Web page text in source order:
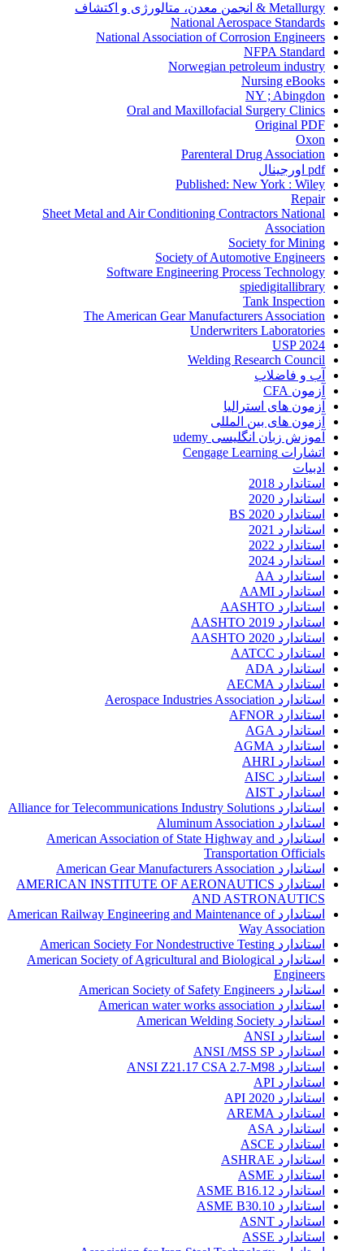
Metallurgy & انجمن معدن، متالورژی و اکتشاف
National Aerospace Standards
National Association of Corrosion Engineers
NFPA Standard
Norwegian petroleum industry
Nursing eBooks
NY ; Abingdon
Oral and Maxillofacial Surgery Clinics
Original PDF
Oxon
Parenteral Drug Association
pdf اورجینال
Published: New York : Wiley
Repair
Sheet Metal and Air Conditioning Contractors National
Association
Society for Mining
Society of Automotive Engineers
Software Engineering Process Technology
spiedigitallibrary
Tank Inspection
The American Gear Manufacturers Association
Underwriters Laboratories
USP 2024
Welding Research Council
آب و فاضلاب
آزمون CFA
آزمون های استرالیا
آزمون های بین المللی
آموزش زبان انگلیسی udemy
اتشارات Cengage Learning
ادبیات
استاندارد 2018
استاندارد 2020
استاندارد 2020 BS
استاندارد 2021
استاندارد 2022
استاندارد 2024
استاندارد AA
استاندارد AAMI
استاندارد AASHTO
استاندارد AASHTO 2019
استاندارد AASHTO 2020
استاندارد AATCC
استاندارد ADA
استاندارد AECMA
استاندارد Aerospace Industries Association
استاندارد AFNOR
استاندارد AGA
استاندارد AGMA
استاندارد AHRI
استاندارد AISC
استاندارد AIST
استاندارد Alliance for Telecommunications Industry Solutions
استاندارد Aluminum Association
استاندارد American Association of State Highway and
Transportation Officials
استاندارد American Gear Manufacturers Association
استاندارد AMERICAN INSTITUTE OF AERONAUTICS
AND ASTRONAUTICS
استاندارد American Railway Engineering and Maintenance of
Way Association
استاندارد American Society For Nondestructive Testing
استاندارد American Society of Agricultural and Biological
Engineers
استاندارد American Society of Safety Engineers
استاندارد American water works association
استاندارد American Welding Society
استاندارد ANSI
استاندارد ANSI /MSS SP
استاندارد ANSI Z21.17 CSA 2.7-M98
استاندارد API
استاندارد API 2020
استاندارد AREMA
استاندارد ASA
استاندارد ASCE
استاندارد ASHRAE
استاندارد ASME
استاندارد ASME B16.12
استاندارد ASME B30.10
استاندارد ASNT
استاندارد ASSE